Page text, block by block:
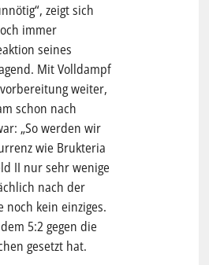
zeigt sich
immer
seines
Mit Volldampf
weiter,
schon nach
„So werden wir
wie Brukteria
II nur sehr wenige
nach der
noch kein einziges.
5:2 gegen die
gesetzt hat.